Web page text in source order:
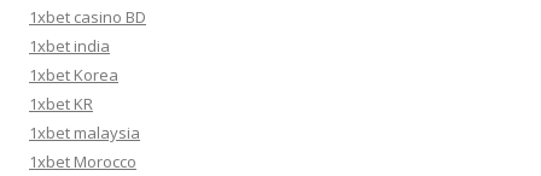
1xbet casino BD
1xbet india
1xbet Korea
1xbet KR
1xbet malaysia
1xbet Morocco